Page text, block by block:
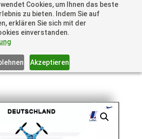
Cookies, um Ihnen das beste
zu bieten. Indem Sie auf
erklären Sie sich mit der
einverstanden.
Akzeptieren